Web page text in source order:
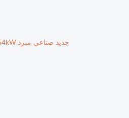
جديد صناعي مبرد Systemair AQR290-H050.PROTO 46/54kW